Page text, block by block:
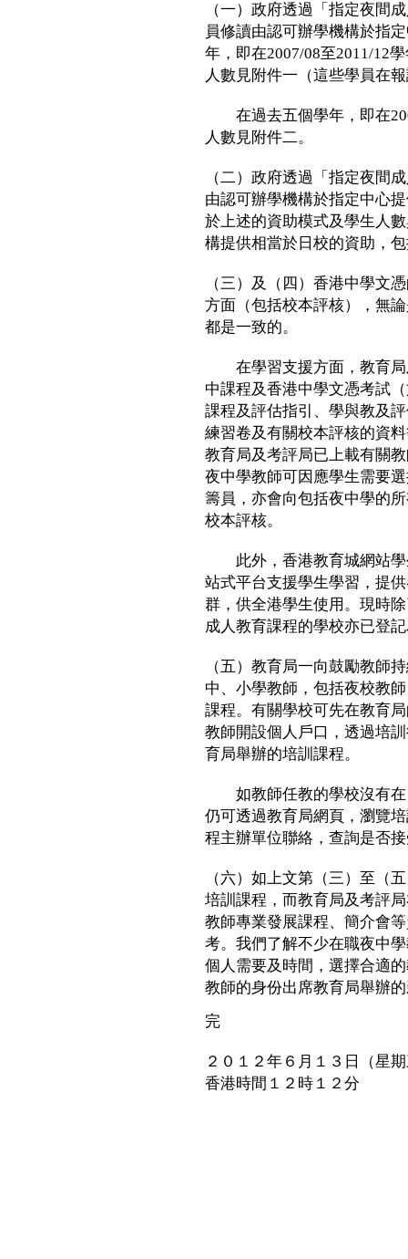
（一）政府透過「指定夜間
員修讀由認可辦學機構於指
年，即在2007/08至2011/12
人數見附件一（這些學員在
在過去五個學年，即在
人數見附件二。
（二）政府透過「指定夜間
由認可辦學機構於指定中心
於上述的資助模式及學生人
構提供相當於日校的資助，
（三）及（四）香港中學文
方面（包括校本評核），無
都是一致的。
在學習支援方面，教育局
中課程及香港中學文憑考試
課程及評估指引、學與教及
練習卷及有關校本評核的資
教育局及考評局已上載有關
夜中學教師可因應學生需要
籌員，亦會向包括夜中學的
校本評核。
此外，香港教育城網站學
站式平台支援學生學習，提
群，供全港學生使用。現時
成人教育課程的學校亦已登
（五）教育局一向鼓勵教師
中、小學教師，包括夜校教
課程。有關學校可先在教育
教師開設個人戶口，透過培
育局舉辦的培訓課程。
如教師任教的學校沒有在
仍可透過教育局網頁，瀏覽
程主辦單位聯絡，查詢是否
（六）如上文第（三）至（
培訓課程，而教育局及考評
教師專業發展課程、簡介會
考。我們了解不少在職夜中
個人需要及時間，選擇合適
教師的身份出席教育局舉辦
完
２０１２年６月１３日（星
香港時間１２時１２分